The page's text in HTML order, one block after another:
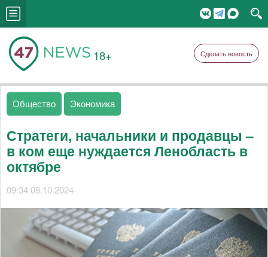
18+ Сделать новость
Общество Экономика
Стратеги, начальники и продавцы –
в ком еще нуждается Ленобласть в
октябре
09:34 08.10.2024